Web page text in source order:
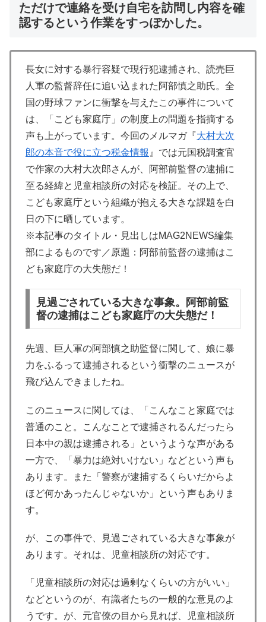
ただけで連絡を受け自宅を訪問し内容を確
認するという作業をすっぽかした。
長女に対する暴行容疑で現行犯逮捕され、読売巨
人軍の監督辞任に追い込まれた阿部慎之助氏。全
国の野球ファンに衝撃を与えたこの事件について
は、「こども家庭庁」の制度上の問題を指摘する
声も上がっています。今回のメルマガ『大村大次
郎の本音で役に立つ税金情報 』では元国税調査官
で作家の大村大次郎さんが、阿部前監督の逮捕に
至る経緯と児童相談所の対応を検証。その上で、
こども家庭庁という組織が抱える大きな課題を白
日の下に晒しています。
※本記事のタイトル・見出しはMAG2NEWS編集
部によるものです／原題：阿部前監督の逮捕はこ
ども家庭庁の大失態だ！
見過ごされている大きな事象。阿部前監
督の逮捕はこども家庭庁の大失態だ！
先週、巨人軍の阿部慎之助監督に関して、娘に暴
力をふるって逮捕されるという衝撃のニュースが
飛び込んできましたね。
このニュースに関しては、「こんなこと家庭では
普通のこと。こんなことで逮捕されるんだったら
日本中の親は逮捕される」というような声がある
一方で、「暴力は絶対いけない」などという声も
あります。また「警察が逮捕するくらいだからよ
ほど何かあったんじゃないか」という声もありま
す。
が、この事件で、見過ごされている大きな事象が
あります。それは、児童相談所の対応です。
「児童相談所の対応は過剰なくらいの方がいい」
などというのが、有識者たちの一般的な意見のよ
うです。が、元官僚の目から見れば、児童相談所